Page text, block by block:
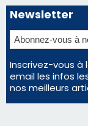
Éclipse du 12
profiter
En Corse, un
consommation
La
face à une